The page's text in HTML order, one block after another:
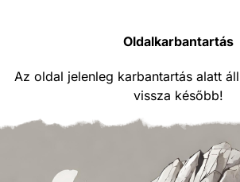
Oldalkarbantartás
Az oldal jelenleg karbantartás alatt
vissza később!